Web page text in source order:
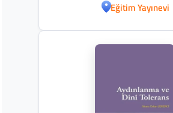
Eğitim Yayınevi